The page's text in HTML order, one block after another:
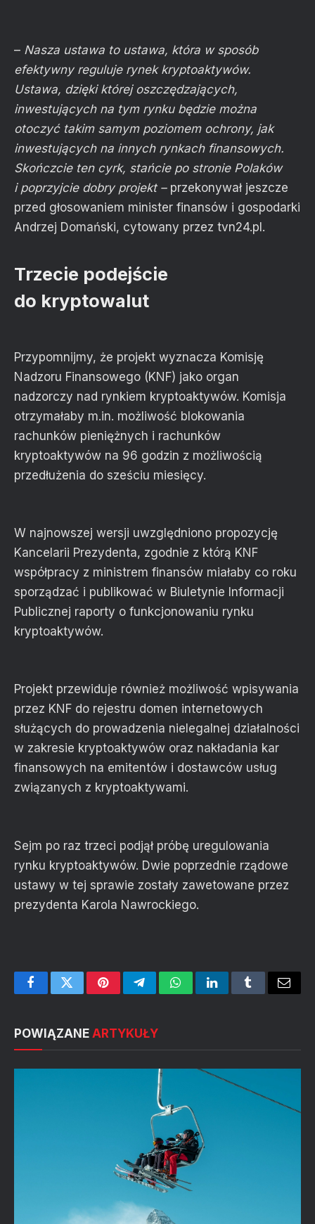
– Nasza ustawa to ustawa, która w sposób
efektywny reguluje rynek kryptoaktywów.
Ustawa, dzięki której oszczędzających,
inwestujących na tym rynku będzie można
otoczyć takim samym poziomem ochrony, jak
inwestujących na innych rynkach finansowych.
Skończcie ten cyrk, stańcie po stronie Polaków
i poprzyjcie dobry projekt –przekonywał jeszcze
przed głosowaniem minister finansów i gospodarki
Andrzej Domański, cytowany przez tvn24.pl.
Trzecie podejście
do kryptowalut
Przypomnijmy, że projekt wyznacza Komisję
Nadzoru Finansowego (KNF) jako organ
nadzorczy nad rynkiem kryptoaktywów. Komisja
otrzymałaby m.in. możliwość blokowania
rachunków pieniężnych i rachunków
kryptoaktywów na 96 godzin z możliwością
przedłużenia do sześciu miesięcy.
W najnowszej wersji uwzględniono propozycję
Kancelarii Prezydenta, zgodnie z którą KNF
współpracy z ministrem finansów miałaby co roku
sporządzać i publikować w Biuletynie Informacji
Publicznej raporty o funkcjonowaniu rynku
kryptoaktywów.
Projekt przewiduje również możliwość wpisywania
przez KNF do rejestru domen internetowych
służących do prowadzenia nielegalnej działalności
w zakresie kryptoaktywów oraz nakładania kar
finansowych na emitentów i dostawców usług
związanych z kryptoaktywami.
Sejm po raz trzeci podjął próbę uregulowania
rynku kryptoaktywów. Dwie poprzednie rządowe
ustawy w tej sprawie zostały zawetowane przez
prezydenta Karola Nawrockiego.
FacebookTwitterPinterestTelegramWhatsAppLinkedInTumblrEmail
POWIĄZANE ARTYKUŁY